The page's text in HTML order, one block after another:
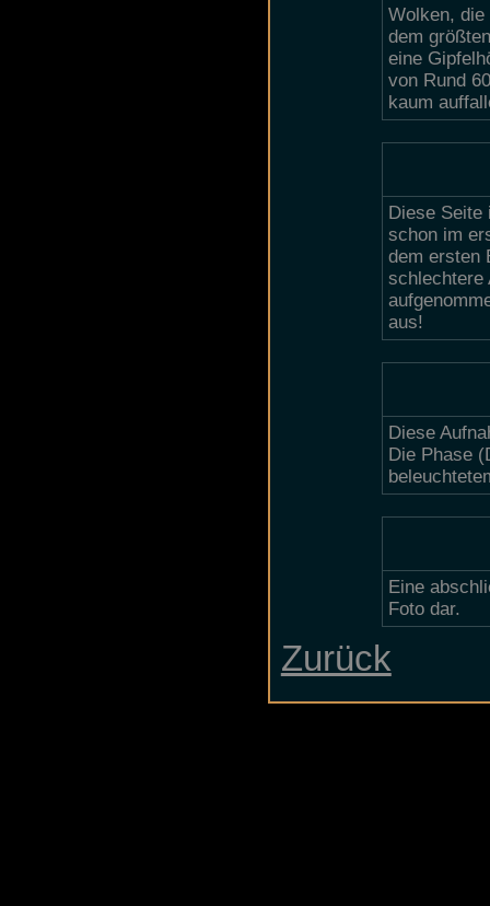
Wolken,
dem
eine
von Rund
kaum
Diese
schon im
dem ersten
schlechtere
aus!
Diese
Die Phase
Eine
Foto dar.
Zurück